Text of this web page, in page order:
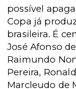
possível
Copa já
brasileira. É
José Afonso
Raimundo
Pereira,
Marcleudo de